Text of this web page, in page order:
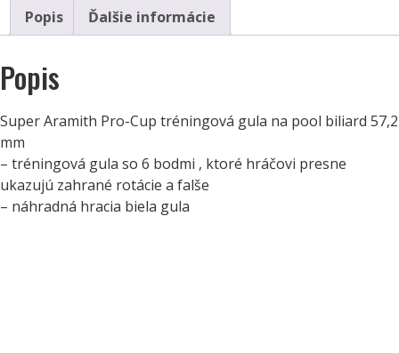
Popis Ďalšie informácie
Popis
Super Aramith Pro-Cup tréningová gula na pool biliard 57,2
mm
– tréningová gula so 6 bodmi , ktoré hráčovi presne
ukazujú zahrané rotácie a falše
– náhradná hracia biela gula